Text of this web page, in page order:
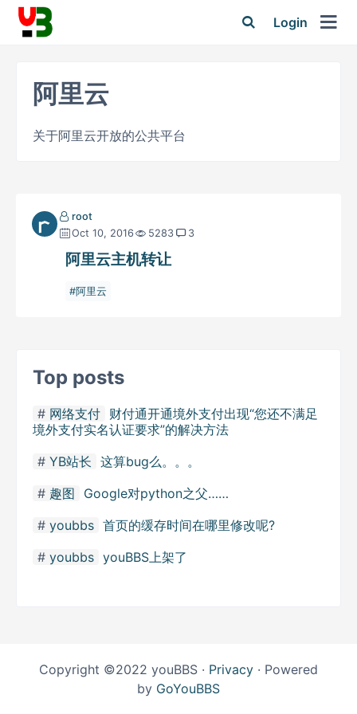
Login
阿里云
关于阿里云开放的公共平台
root
Oct 10, 2016
5283 3
阿里云主机转让
阿里云
Top posts
网络支付 财付通开通境外支付出现“您还不满足
境外支付实名认证要求”的解决方法
YB站长 这算bug么。。。
趣图
Google对python之父……
youbbs 首页的缓存时间在哪里修改呢?
youbbs youBBS上架了
Copyright ©2022 youBBS · Privacy · Powered
by GoYouBBS